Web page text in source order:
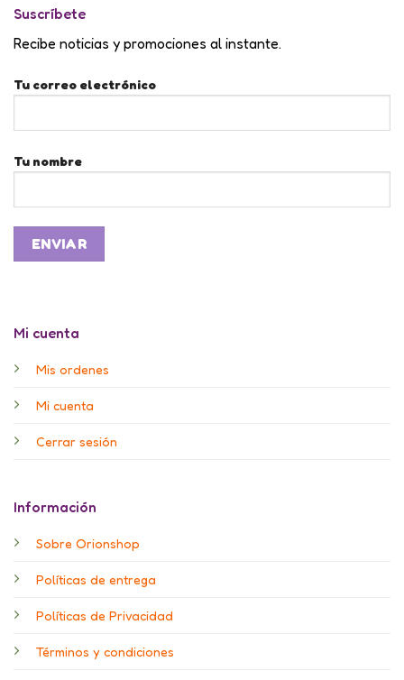
Mi cuenta
Mis ordenes
Mi cuenta
Cerrar sesión
Información
Sobre Orionshop
Políticas de entrega
Políticas de Privacidad
Términos y condiciones
Suscríbete
Recibe noticias y promociones al instante.
Tu correo electrónico
Tu nombre